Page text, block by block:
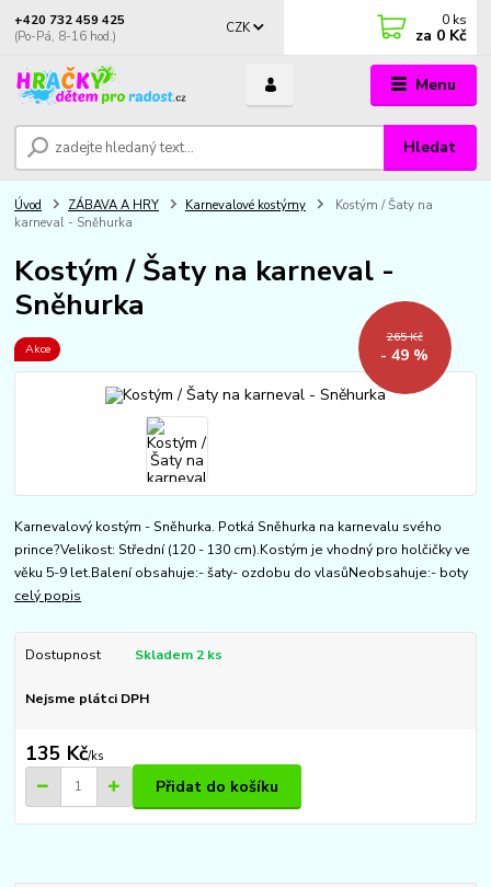
Menu
CZK
Hledat
+420 732 459 425
(Po-Pá, 8-16 hod.)
0 ks
za 0 Kč
Úvod ZÁBAVA A HRY Karnevalové kostýmy
Kostým / Šaty na
karneval - Sněhurka
Kostým / Šaty na karneval -
Sněhurka
Akce
265 Kč
- 49 %
Karnevalový kostým - Sněhurka. Potká Sněhurka na karnevalu svého
prince?Velikost: Střední (120 - 130 cm).Kostým je vhodný pro holčičky ve
věku 5-9 let.Balení obsahuje:- šaty- ozdobu do vlasůNeobsahuje:- boty
celý popis
Dostupnost Skladem 2 ks
Nejsme plátci DPH
135 Kč/ks
Přidat do košíku